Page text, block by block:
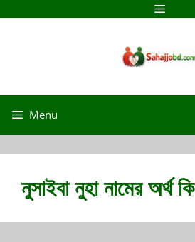
Menu
নুসাইবা নুহা নামের অর্থ কি